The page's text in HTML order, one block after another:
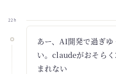
22h
あー、AI開発で過ぎ
い。claudeがおそら
まれない